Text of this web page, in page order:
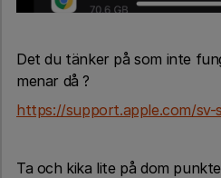
Det du tänker på som inte
menar då ?
https://support.apple.com/sv-
Ta och kika lite på dom